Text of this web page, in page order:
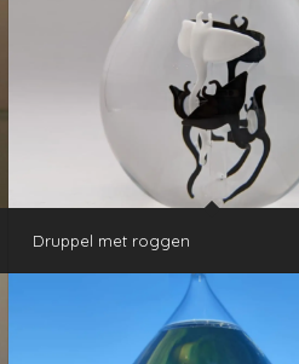
Druppel met roggen